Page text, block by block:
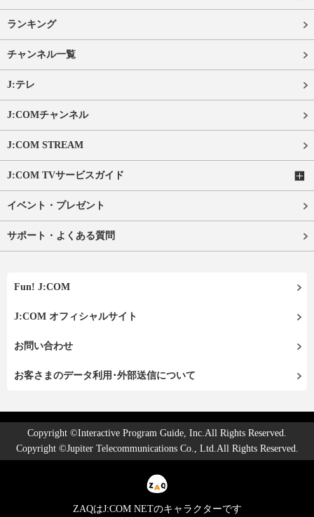
ランキング
チャンネル一覧
J:テレ
J:COMチャンネル
J:COM STREAM
J:COM TVサービスガイド
イベント・プレゼント
サポート・よくある質問
Fun! J:COM
J:COM オフィシャルサイト
お問い合わせ
お客さまのデータ利用･外部送信について
Copyright ©Interactive Program Guide, Inc.All Rights Reserved.
Copyright ©Jupiter Telecommunications Co., Ltd.All Rights Reserved.
ZAQはJ:COM NETのキャラクターです